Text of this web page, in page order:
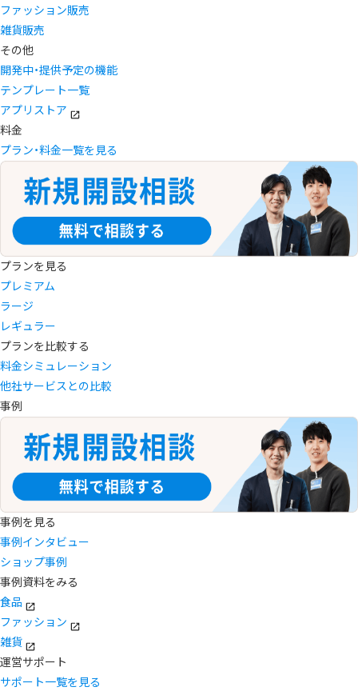
ファッション販売
雑貨販売
その他
開発中・提供予定の機能
テンプレート一覧
アプリストア
料金
プラン・料金一覧を見る
プランを見る
プレミアム
ラージ
レギュラー
プランを比較する
料金シミュレーション
他社サービスとの比較
事例
事例を見る
事例インタビュー
ショップ事例
事例資料をみる
食品
ファッション
雑貨
運営サポート
サポート一覧を見る